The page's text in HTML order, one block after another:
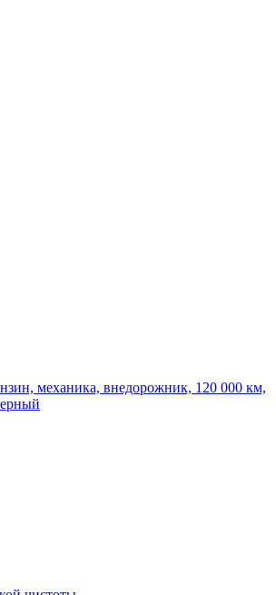
механика, внедорожник, 120 000 км,